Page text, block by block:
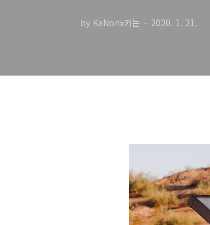
by KaNonx카논 2020. 1. 21.